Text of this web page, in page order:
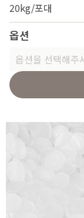
20kg/포대
옵션
옵션을 선택해주